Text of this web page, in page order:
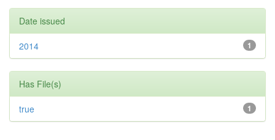
Date issued
1
2014
Has File(s)
1
true